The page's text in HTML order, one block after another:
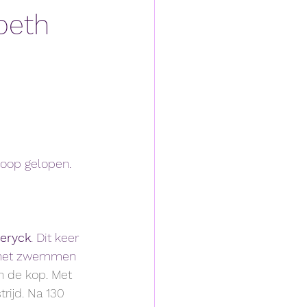
gelopen.
. Dit keer
zwemmen
de kop. Met
Na 130